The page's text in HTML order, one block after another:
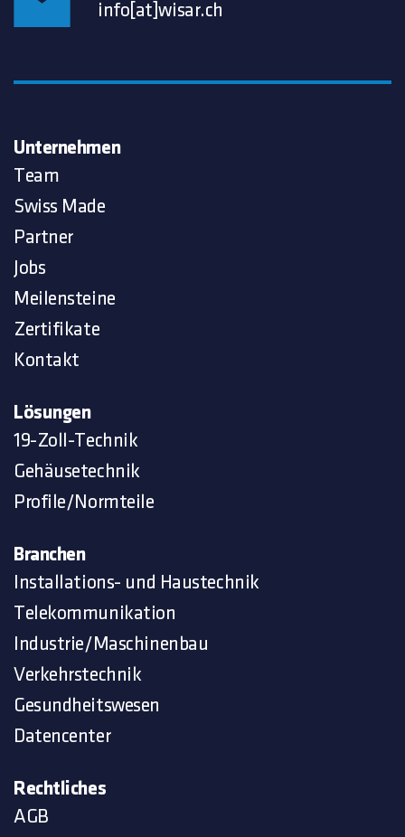
info[at]wisar.ch
Unternehmen
Team
Swiss Made
Partner
Jobs
Meilensteine
Zertifikate
Kontakt
Lösungen
19-Zoll-Technik
Gehäusetechnik
Profile/Normteile
Branchen
Installations- und Haustechnik
Telekommunikation
Industrie/Maschinenbau
Verkehrstechnik
Gesundheitswesen
Datencenter
Rechtliches
AGB